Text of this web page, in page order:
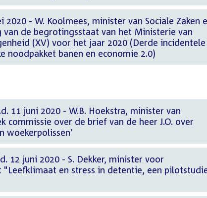
- W. Koolmees, minister van Sociale Zaken
de begrotingsstaat van het Ministerie van
(XV) voor het jaar 2020 (Derde incidentele
noodpakket banen en economie 2.0)
11 juni 2020 - W.B. Hoekstra, minister van
commissie over de brief van de heer J.O. over
woekerpolissen’
12 juni 2020 - S. Dekker, minister voor
"Leefklimaat en stress in detentie, een